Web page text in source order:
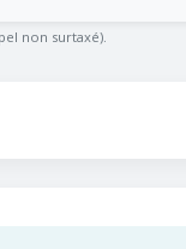
non surtaxé).